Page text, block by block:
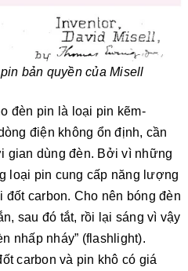
bản quyền của Misell
đèn pin là loại pin kẽm-
điện không ổn định, cần
gian dùng đèn. Bởi vì những
loại pin cung cấp năng lượng
đốt carbon. Cho nên bóng đèn
sau đó tắt, rồi lại sáng vì vậy
nhấp nháy” (flashlight).
carbon và pin khô có giá